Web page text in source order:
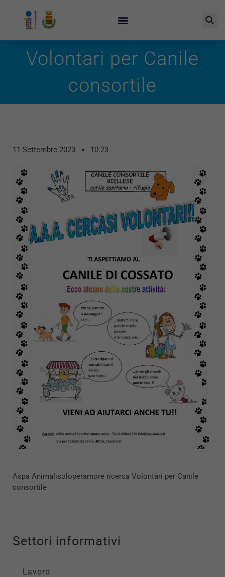
Volontari per Canile
consortile
11 Settembre 2023 10:23
Aspa Animalisoloperamore ricerca Volontari per Canile
consortile
Settori informativi
Lavoro